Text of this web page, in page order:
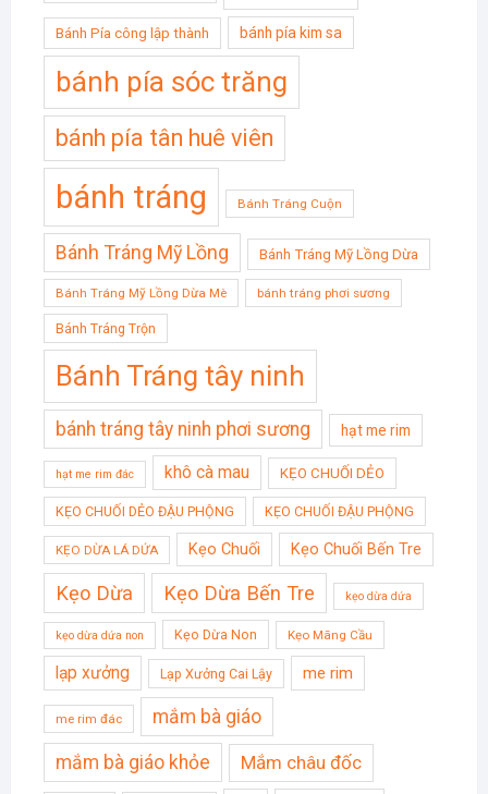
Bánh Pía công lập thành bánh pía kim sa
bánh pía sóc trăng
bánh pía tân huê viên
bánh tráng Bánh Tráng Cuộn
Bánh Tráng Mỹ Lồng Bánh Tráng Mỹ Lồng Dừa
Bánh Tráng Mỹ Lồng Dừa Mè bánh tráng phơi sương
Bánh Tráng Trộn
Bánh Tráng tây ninh
bánh tráng tây ninh phơi sương hạt me rim
hạt me rim đác khô cà mau KẸO CHUỐI DẺO
KẸO CHUỐI DẺO ĐẬU PHỘNG KẸO CHUỐI ĐẬU PHỘNG
KẸO DỪA LÁ DỨA Kẹo Chuối Kẹo Chuối Bến Tre
Kẹo Dừa Kẹo Dừa Bến Tre kẹo dừa dứa
kẹo dừa dứa non Kẹo Dừa Non Kẹo Mãng Cầu
lạp xưởng Lạp Xưởng Cai Lậy me rim
me rim đác mắm bà giáo
mắm bà giáo khỏe Mắm châu đốc